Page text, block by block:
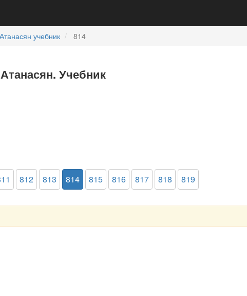
Атанасян учебник 814
Учебник
812 813 814 815 816 817 818 819